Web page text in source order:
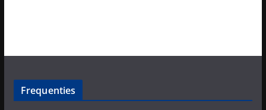
Frequenties